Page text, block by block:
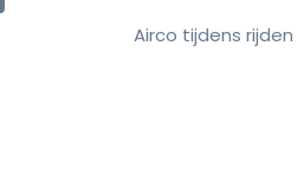
Airco tijdens rijden